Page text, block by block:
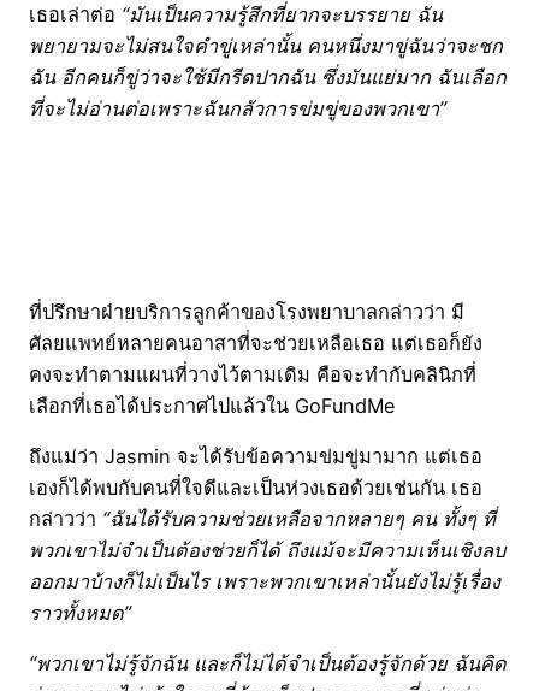
เธอเล่าต่อ “มันเป็นความรู้สึกที่ยากจะบรรยาย ฉัน
พยายามจะไม่สนใจคำขู่เหล่านั้น คนหนึ่งมาขู่ฉันว่าจะชก
ฉัน อีกคนก็ขู่ว่าจะใช้มีกรีดปากฉัน ซึ่งมันแย่มาก ฉันเลือก
ที่จะไม่อ่านต่อเพราะฉันกลัวการข่มขู่ของพวกเขา”
ที่ปรึกษาฝ่ายบริการลูกค้าของโรงพยาบาลกล่าวว่า มี
ศัลยแพทย์หลายคนอาสาที่จะช่วยเหลือเธอ แต่เธอก็ยัง
คงจะทำตามแผนที่วางไว้ตามเดิม คือจะทำกับคลินิกที่
เลือกที่เธอได้ประกาศไปแล้วใน GoFundMe
ถึงแม่ว่า Jasmin จะได้รับข้อความข่มขู่มามาก แต่เธอ
เองก็ได้พบกับคนที่ใจดีและเป็นห่วงเธอด้วยเช่นกัน เธอ
กล่าวว่า “ฉันได้รับความช่วยเหลือจากหลายๆ คน ทั้งๆ ที่
พวกเขาไม่จำเป็นต้องช่วยก็ได้ ถึงแม้จะมีความเห็นเชิงลบ
ออกมาบ้างก็ไม่เป็นไร เพราะพวกเขาเหล่านั้นยังไม่รู้เรื่อง
ราวทั้งหมด”
“พวกเขาไม่รู้จักฉัน และก็ไม่ได้จำเป็นต้องรู้จักด้วย ฉันคิด